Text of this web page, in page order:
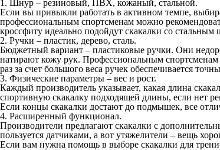
1. Шнур – резиновый, ПВХ, кожаный, стальной.
Если вы привыкли работать в активном темпе,
профессиональным спортсменам можно
кроссфиту идеально подойдут скакалки со
2. Ручки – пластик, дерево, сталь.
Бюджетный вариант – пластиковые ручки. Они
натирают кожу рук. Профессиональным
раз за счет большого веса ручек обеспечивается
3. Физические параметры – вес и рост.
Каждый производитель указывает, какая длина
спортивную скакалку подходящей длины, если нет
Если концы скакалки достают до подмышек, все
4. Расширенный функционал.
Производители предлагают скакалки с
пользуется датчиками, а вот утяжелители – вещь
Если вам нужна помощь в выборе скакалки для